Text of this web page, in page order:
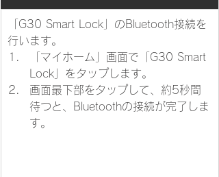
「G30 Smart Lock」のBluetooth接続を
行います。
​「マイホーム」画面で「G30 Smart
Lock」をタップします。
画面最下部をタップして、約5秒間
待つと、Bluetoothの接続が完了しま
す。